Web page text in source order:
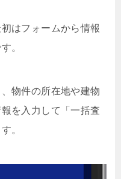
はフォームから情報
。
物件の所在地や建物
を入力して「一括査
。